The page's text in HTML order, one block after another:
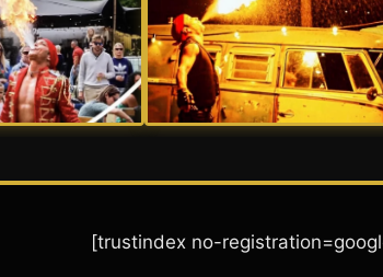
[trustindex no-